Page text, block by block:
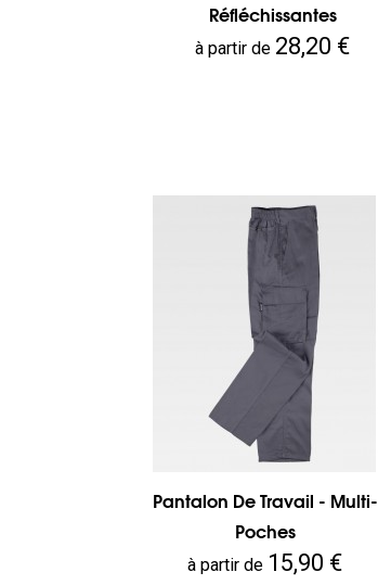
Réfléchissantes
Prix
à partir de 28,20 €
Pantalon De Travail - Multi-
Poches
Prix
à partir de 15,90 €